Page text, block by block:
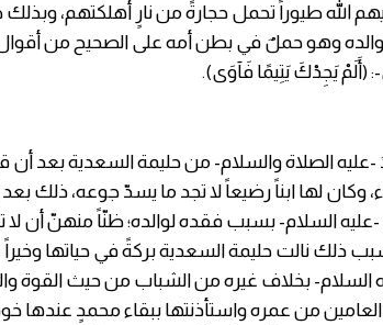
وهو حملٌ في بطن أمه على الصحيح من أقوال
(أَلَمْ يَجِدْكَ يَتِيمًا فَآوَى).
الصلاة والسلام- من حليمة السعدية بعد
وكان لها ابناً رضيعاً لا تجد ما يسدّ جوعه،
-عليه السلام- بسبب فقده لوالده؛ ظنّاً منهنّ أن لا
ذلك نالت حليمة السعدية بركةً في حياتها
العامين من عمره واستأذنتها ببقاء محمدٍ عندها